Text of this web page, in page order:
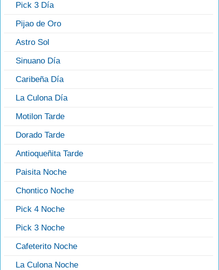
Pick 3 Día
Pijao de Oro
Astro Sol
Sinuano Día
Caribeña Día
La Culona Día
Motilon Tarde
Dorado Tarde
Antioqueñita Tarde
Paisita Noche
Chontico Noche
Pick 4 Noche
Pick 3 Noche
Cafeterito Noche
La Culona Noche